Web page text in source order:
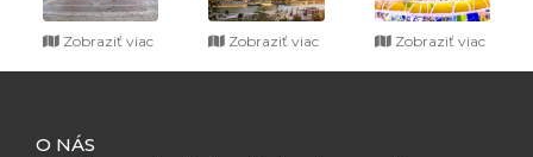
Zobraziť viac Zobraziť viac Zobraziť viac
O NÁS